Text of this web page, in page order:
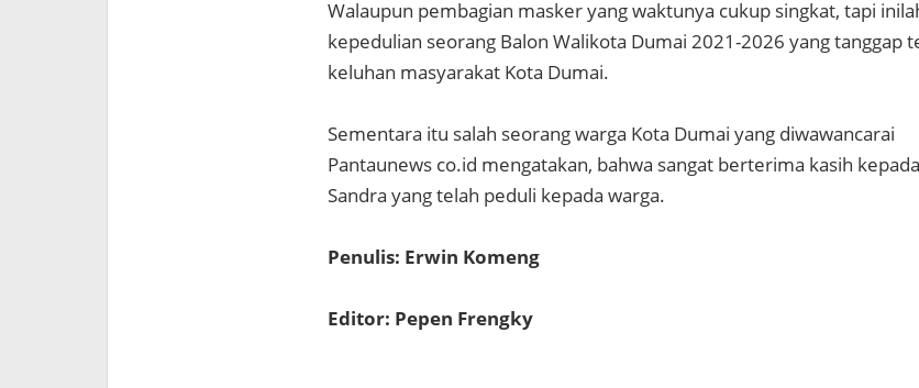
Walaupun pembagian masker yang waktunya cukup singkat, tapi
kepedulian seorang Balon Walikota Dumai 2021-2026 yang tanggap
keluhan masyarakat Kota Dumai.
Sementara itu salah seorang warga Kota Dumai yang diwawancarai
Pantaunews co.id mengatakan, bahwa sangat berterima kasih
Sandra yang telah peduli kepada warga.
Penulis: Erwin Komeng
Editor: Pepen Frengky